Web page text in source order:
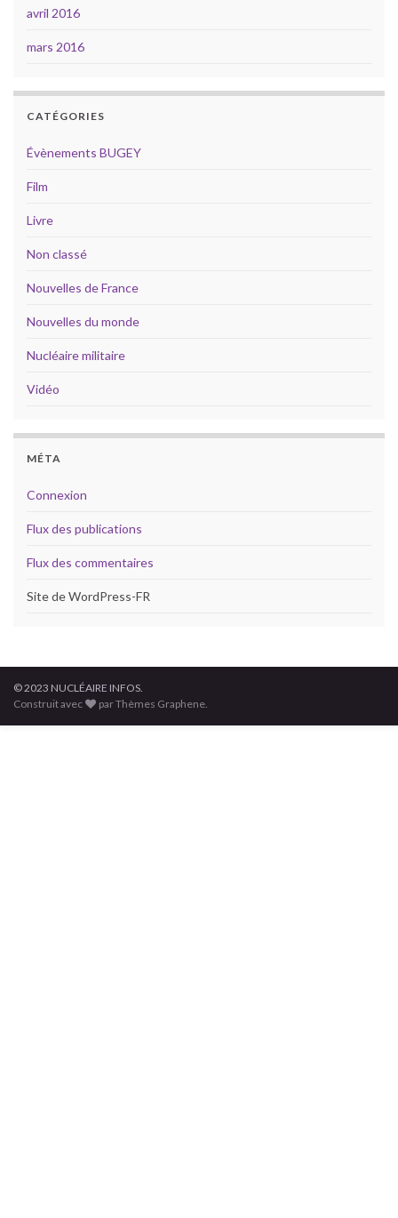
avril 2016
mars 2016
CATÉGORIES
Évènements BUGEY
Film
Livre
Non classé
Nouvelles de France
Nouvelles du monde
Nucléaire militaire
Vidéo
MÉTA
Connexion
Flux des publications
Flux des commentaires
Site de WordPress-FR
© 2023 NUCLÉAIRE INFOS.
Construit avec
par Thèmes Graphene.